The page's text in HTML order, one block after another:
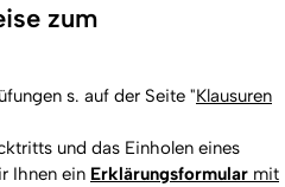
zum
s. auf der Seite "Klausuren
und das Einholen eines
Ihnen ein Erklärungsformular mit